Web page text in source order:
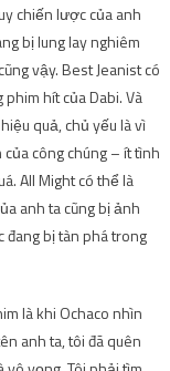
chiến lược của anh
bị lung lay nghiêm
vậy. Best Jeanist có
hít của Dabi. Và
quả, chủ yếu là vì
công chúng – ít tình
All Might có thể là
anh ta cũng bị ảnh
bị tàn phá trong
là khi Ochaco nhìn
anh ta, tôi đã quên